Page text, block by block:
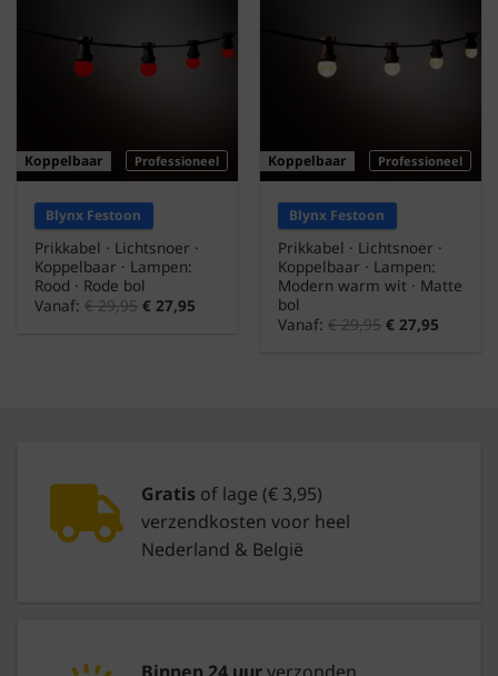
Professioneel
Koppelbaar
Blynx Festoon
Prikkabel · Lichtsnoer ·
Koppelbaar · Lampen:
Rood · Rode bol
Vanaf:€29,95 € 27,95
Professioneel
Koppelbaar
Blynx Festoon
Prikkabel · Lichtsnoer ·
Koppelbaar · Lampen:
Modern warm wit · Matte
bol
Vanaf:€29,95 € 27,95
Gratis of lage (€ 3,95)
verzendkosten voor heel
Nederland & België